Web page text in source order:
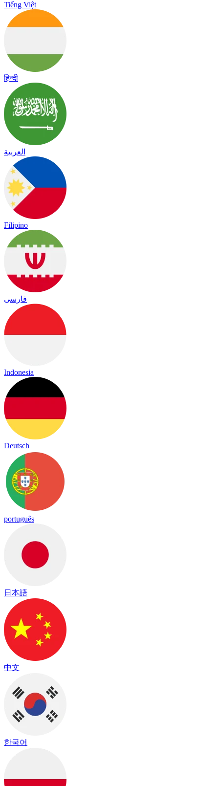
Tiếng Việt
हिन्दी
العربية
Filipino
فارسی
Indonesia
Deutsch
português
日本語
中文
한국어